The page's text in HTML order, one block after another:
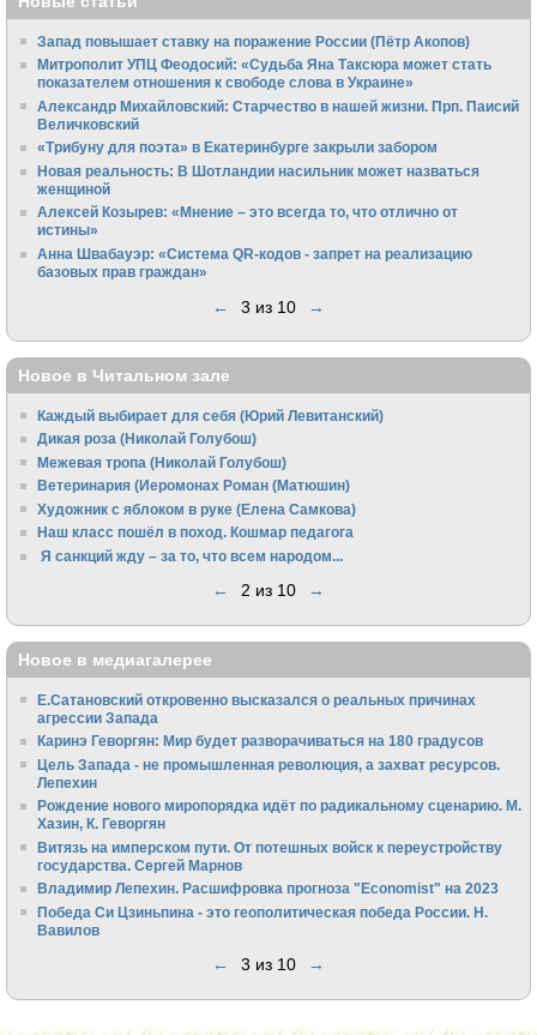
Запад повышает ставку на поражение России (Пётр Акопов)
Митрополит УПЦ Феодосий: «Судьба Яна Таксюра может стать
показателем отношения к свободе слова в Украине»
Алек­сандр Михайловский: Старчество в нашей жизни. Прп. Паисий
Величковский
«Трибуну для поэта» в Екатеринбурге закрыли забором
Новая реальность: В Шотландии насильник может назваться
женщиной
Алексей Козырев: «Мнение – это всегда то, что отлично от
истины»
Анна Швабауэр: «Система QR-кодов - запрет на реализацию
базовых прав граждан»
← 3 из 10 →
Новое в Читальном зале
Каждый выбирает для себя (Юрий Левитанский)
Дикая роза (Николай Голубош)
Межевая тропа (Николай Голубош)
Ветеринария (Иеромонах Роман (Матюшин)
Художник с яблоком в руке (Елена Самкова)
Наш класс пошёл в поход. Кошмар педагога
Я санкций жду – за то, что всем народом...
← 2 из 10 →
Новое в медиагалерее
Е.Сатановский откровенно высказался о реальных причинах
агрессии Запада
Каринэ Геворгян: Мир будет разворачиваться на 180 градусов
Цель Запада - не промышленная революция, а захват ресурсов.
Лепехин
Рождение нового миропорядка идёт по радикальному сценарию. М.
Хазин, К. Геворгян
Витязь на имперском пути. От потешных войск к переустройству
государства. Сергей Марнов
Владимир Лепехин. Расшифровка прогноза "Economist" на 2023
Победа Си Цзиньпина - это геополитическая победа России. Н.
Вавилов
← 3 из 10 →